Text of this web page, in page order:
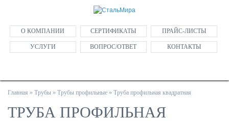
О КОМПАНИИ СЕРТИФИКАТЫ ПРАЙС-ЛИСТЫ
УСЛУГИ ВОПРОС/ОТВЕТ КОНТАКТЫ
Главная » Трубы » Трубы профильные » Труба профильная квадратная
ТРУБА ПРОФИЛЬНАЯ